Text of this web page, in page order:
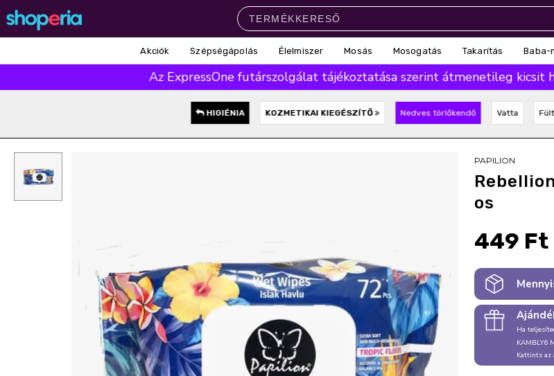
Élelmiszer
Népszerű márkák
Pampers
ariel
Akciók Szépségápolás Élelmiszer Mosás Mosogatás Takarítás Baba-
Az ExpressOne futárszolgálat tájékoztatása szerint átmenetileg kicsit
HIGIÉNIA KOZMETIKAI KIEGÉSZÍTŐ Nedves törlőkendő Vatta
PAPILION
os
449 Ft
Ha
KAMBLY6
Kattints az